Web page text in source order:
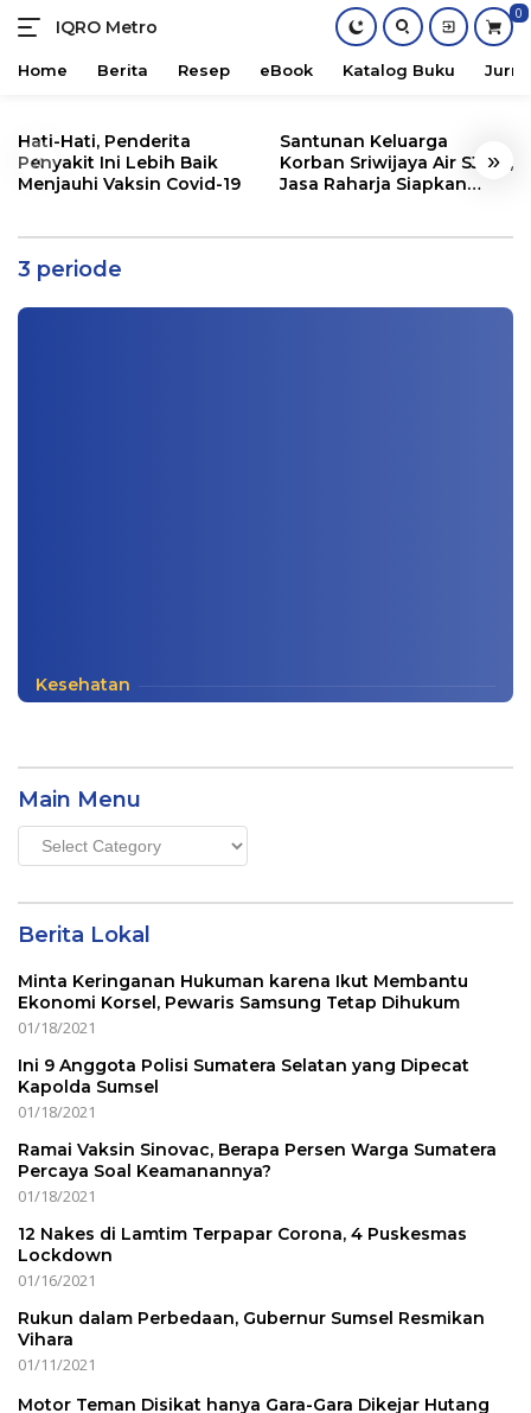
content
IQRO Metro
Lets
Bright
0
Home Berita Resep eBook Katalog Buku
« »
Hati-Hati, Penderita
Penyakit Ini Lebih Baik
Menjauhi Vaksin Covid-19
Santunan Keluarga
Korban Sriwijaya Air SJ182,
Jasa Raharja Siapkan
3 periode
Ramai Usulan Jabatan Presiden 3
Saya
Nasional|12/20/2020
Kesehatan
Main Menu
Main
Menu
Berita Lokal
Minta Keringanan Hukuman karena Ikut Membantu
Ekonomi Korsel, Pewaris Samsung Tetap Dihukum
01/18/2021
Ini 9 Anggota Polisi Sumatera Selatan yang Dipecat
Kapolda Sumsel
01/18/2021
Ramai Vaksin Sinovac, Berapa Persen Warga Sumatera
Percaya Soal Keamanannya?
01/18/2021
12 Nakes di Lamtim Terpapar Corona, 4 Puskesmas
Lockdown
01/16/2021
Rukun dalam Perbedaan, Gubernur Sumsel Resmikan
Vihara
01/11/2021
Motor Teman Disikat hanya Gara-Gara Dikejar Hutang